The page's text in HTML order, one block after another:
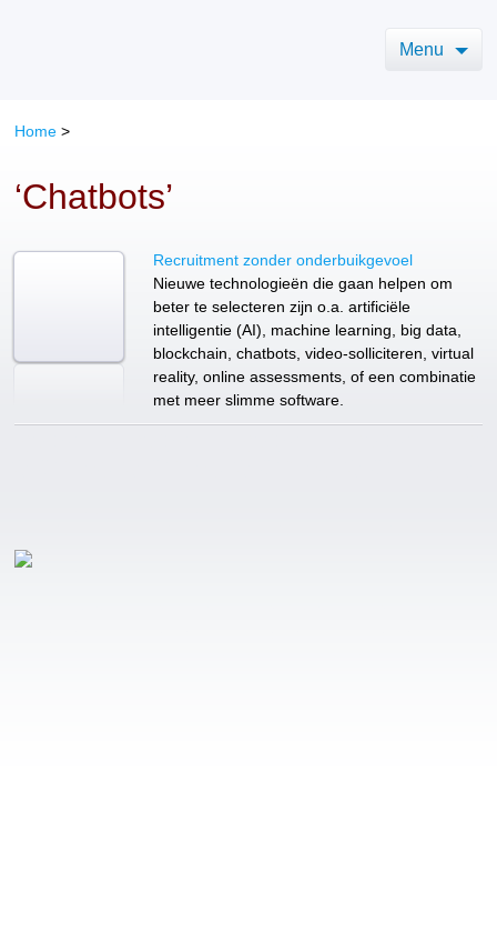
Menu
Home >
‘Chatbots’
Recruitment zonder onderbuikgevoel
Nieuwe technologieën die gaan helpen om
beter te selecteren zijn o.a. artificiële
intelligentie (AI), machine learning, big data,
blockchain, chatbots, video-solliciteren, virtual
reality, online assessments, of een combinatie
met meer slimme software.